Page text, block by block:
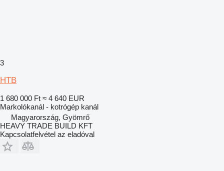
3
HTB
1 680 000 Ft ≈ 4 640 EUR
Markolókanál - kotrógép kanál
Magyarország, Gyömrő
HEAVY TRADE BUILD KFT
Kapcsolatfelvétel az eladóval